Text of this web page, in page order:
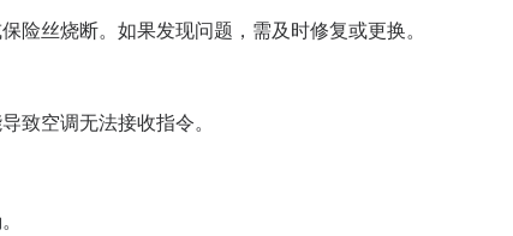
险丝烧断。如果发现问题，需及时修复或更换。
致空调无法接收指令。